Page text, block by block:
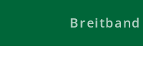
Breitband